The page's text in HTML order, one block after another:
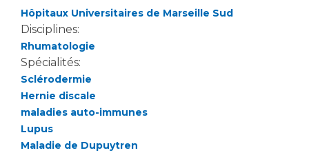
La Commission Des Usagers (CDU)
Les Comités Locaux des Usagers
Le projet des usagers
Qualité
Nos indicateurs qualité et de sécurité des soins
Rôles et missions
Liste des marchés conclus
Documents utiles
Hôpitaux Universitaires de Marseille Sud
Disciplines:
Rhumatologie
Spécialités:
Sclérodermie
Hernie discale
maladies auto-immunes
Lupus
Maladie de Dupuytren